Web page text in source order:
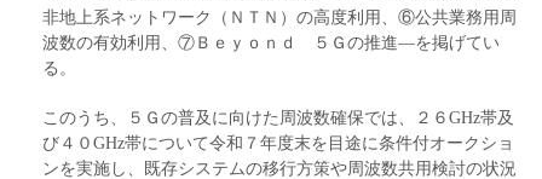
非地上系ネットワーク（ＮＴＮ）の高度利用、⑥公共業務用周
波数の有効利用、⑦Ｂｅｙｏｎｄ ５Ｇの推進―を掲げてい
る。
このうち、５Ｇの普及に向けた周波数確保では、２６GHz帯及
び４０GHz帯について令和７年度末を目途に条件付オークショ
ンを実施し、既存システムの移行方策や周波数共用検討の状況